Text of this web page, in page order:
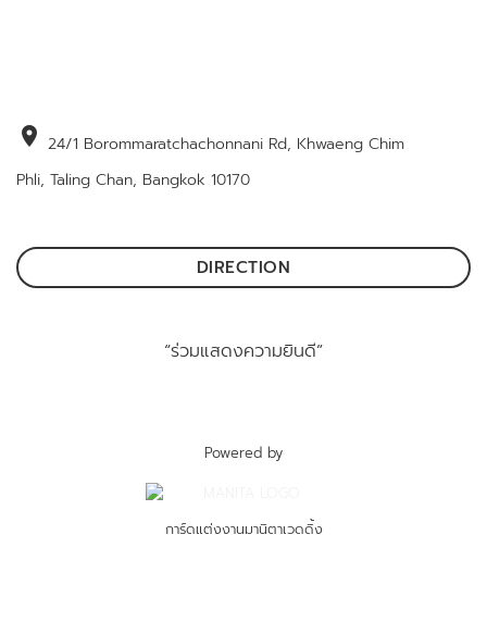
location_on 24/1 Borommaratchachonnani Rd, Khwaeng Chim
Phli, Taling Chan, Bangkok 10170
DIRECTION
“ร่วมแสดงความยินดี”
Powered by
การ์ดแต่งงานมานิตาเวดดิ้ง